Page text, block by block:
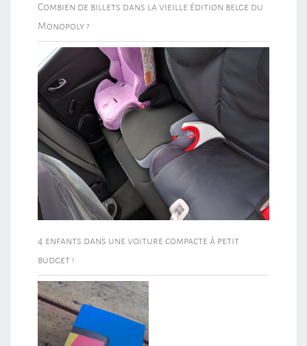
Combien de billets dans la vieille édition belge du
Monopoly ?
4 enfants dans une voiture compacte à petit
budget !